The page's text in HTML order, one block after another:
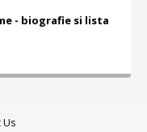
- biografie si lista
Us